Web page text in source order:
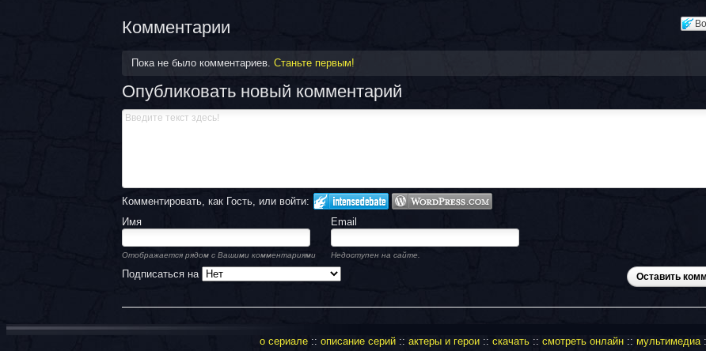
Комментарии
Пока не было комментариев. Станьте первым!
Опубликовать новый комментарий
Комментировать, как Гость, или войти:
Имя
Email
Отображается рядом с Вашими комментариями Недоступен на сайте.
Оставить
Подписаться на
о сериале:: описание серий:: актеры и герои:: скачать :: смотреть онлайн :: мультимедиа